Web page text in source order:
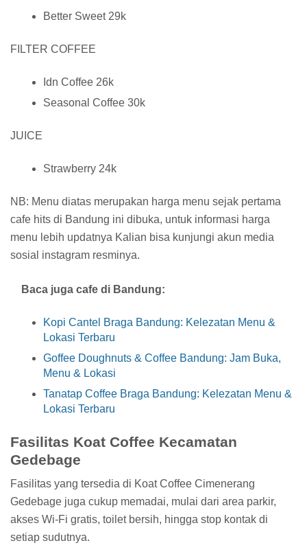
Better Sweet 29k
FILTER COFFEE
Idn Coffee 26k
Seasonal Coffee 30k
JUICE
Strawberry 24k
NB: Menu diatas merupakan harga menu sejak pertama
cafe hits di Bandung ini dibuka, untuk informasi harga
menu lebih updatnya Kalian bisa kunjungi akun media
sosial instagram resminya.
Baca juga cafe di Bandung:
Kopi Cantel Braga Bandung: Kelezatan Menu &
Lokasi Terbaru
Goffee Doughnuts & Coffee Bandung: Jam Buka,
Menu & Lokasi
Tanatap Coffee Braga Bandung: Kelezatan Menu &
Lokasi Terbaru
Fasilitas Koat Coffee Kecamatan
Gedebage
Fasilitas yang tersedia di Koat Coffee Cimenerang
Gedebage juga cukup memadai, mulai dari area parkir,
akses Wi-Fi gratis, toilet bersih, hingga stop kontak di
setiap sudutnya.